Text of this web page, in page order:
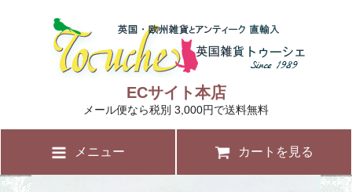
ECサイト本店
メール便なら税別 3,000円で送料無料
メニュー カートを見る